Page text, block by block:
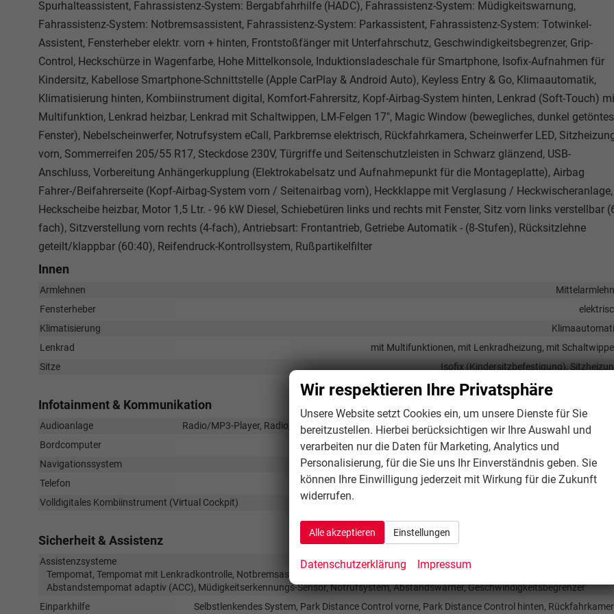
Spurhalteassistent, Fahrassistenz-System: Bergabfahrhilfe (HADC), Fahrassistenz-System: Müdigkeitswarnung,
Fahrassistenz-System: Notbremsassistent, Fahrassistenz-System: Parkassistent, Fahrassistenz-System: Totwinkel-
Assistent, Fensterheber elektr. vorn + hinten, Frontstoßfänger mit Unterfahrschutz, Geschwindigkeitsbegrenzer, Grip-
Control, Heckschürze in Wagenfarbe, Hohe Mittelkonsole, Induktionsladeschale für Smartphone, Isofix-Aufnahmen für
Kindersitz, Kabellose Smartphone-Schnittstelle (Apple CarPlay & Android Auto), Keyless Entry & Go, Klimaautomatik,
Klimatisierung hinten, Kombiinstrument digital, Komfort-Fahrersitz, Kopf-Airbag-System hinten, Lenkrad (Soft-Touch)
Multifunktion, Lenkrad heizbar, Lenkrad mit Schaltwippen, LM-Felgen 17", Magic Window (bewegliches, dunkel getöntes
Fenster), Nebelscheinwerfer, Notrufsystem eCall, Parkbremse elektrisch, Rückfahrkamera, Scheinwerfer LED,
vorn, Sommerreifen 205/55 R17, Steckdose 230V, Türgriffe und Seitenschutzleisten in Schwarz glänzend, USB-
Anschluss, Vorbereitung Anhängerkupplung (Elektrokabelsatz und Aufnahmepunkt für die Montageplatte), Airbag
Fahrer-/Beifahrerseite (Kopf-Airbag-System vorn / Seitenairbag vorn), Heckklappe mit Verglasung / Heckwischeranlage,
Heckscheibe heizbar, Motor 1,5 Ltr. - 96 kW Diesel, Schiebetüren links und rechts mit Fenster, Sitz vorn links verstellbar
fach), Sitzverstellung vorn rechts (4-fach), Antriebsart: Frontantrieb, Getriebe Automatik - (8-Stufen), Rücksitzlehne
geteilt/klappbar (60:40), Reifendruck-Kontrollsystem, Rußpartikelfilter
Innen
Armlehnen
Fensterheber
Klimatisierung
Lenkrad
mit Multifunktionen, mit Lenkradheizung, mit
Sitze
Isofix (Kindersitzbefestigung),
Infotainment & Kommunikation
Audioanlage
Radio/MP3-Player, Radio, Schnittstelle USB, Digitalradio DAB, Android Auto, Apple CarPlay,
Bordcomputer
Navigationssystem
Navigation, Navigation per
Telefon
Freisprecheinrichtung, Bluetooth, Induktionsladen für
Volldigitales Kombiinstrument (Virtual Cockpit)
Sicherheit & Assistenz
Assistenzsysteme
Tempomat, Tempomat mit Lenkradkontrolle, Notbremsassistent (City-Safety), Berganfahrassistent, Spurhalteassistent,
Abstandstempomat adaptiv (ACC), Müdigkeitserkennungs-Sensor, Notrufsystem, Abstandswarner, Geschwindigkeitsbegrenzer
Einparkhilfe
Selbstlenkendes System, Park Distance Control vorne, Park Distance Control hinten,
Wir respektieren Ihre Privatsphäre
Unsere Website setzt Cookies ein, um unsere Dienste für Sie
bereitzustellen. Hierbei berücksichtigen wir Ihre Auswahl und
verarbeiten nur die Daten für Marketing, Analytics und
Personalisierung, für die Sie uns Ihr Einverständnis geben. Sie
können Ihre Einwilligung jederzeit mit Wirkung für die Zukunft
widerrufen.
Alle akzeptieren Einstellungen
Datenschutzerklärung Impressum